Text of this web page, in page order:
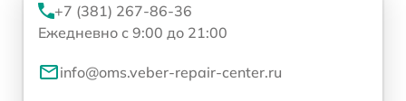
+7 (381) 267-86-36
Ежедневно с 9:00 до 21:00
info@oms.veber-repair-center.ru